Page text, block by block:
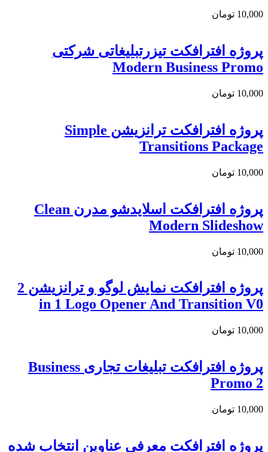
10,000 تومان
پروژه افترافکت تیزرتبلیغاتی شرکتی
Modern Business Promo
10,000 تومان
پروژه افترافکت ترانزیشن Simple
Transitions Package
10,000 تومان
پروژه افترافکت اسلایدشو مدرن Clean
Modern Slideshow
10,000 تومان
پروژه افترافکت نمایش لوگو و ترانزیشن 2
in 1 Logo Opener And Transition V0
10,000 تومان
پروژه افترافکت تبلیغات تجاری Business
Promo 2
10,000 تومان
پروژه افترافکت معرفی عناوین انتخاب شده